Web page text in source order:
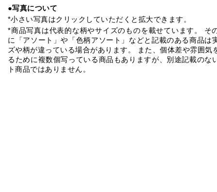
●写真について
*小さい写真はクリックしていただくと拡大できます。
*商品写真は代表的な柄やサイズのものを載せています。 そ
に「アソート」や「色柄アソート」などと記載のある商品は
ズや柄が違っている場合があります。 また、個体差や雰囲気
るために複数個写っている商品もありますが、別途記載のな
ト商品ではありません。